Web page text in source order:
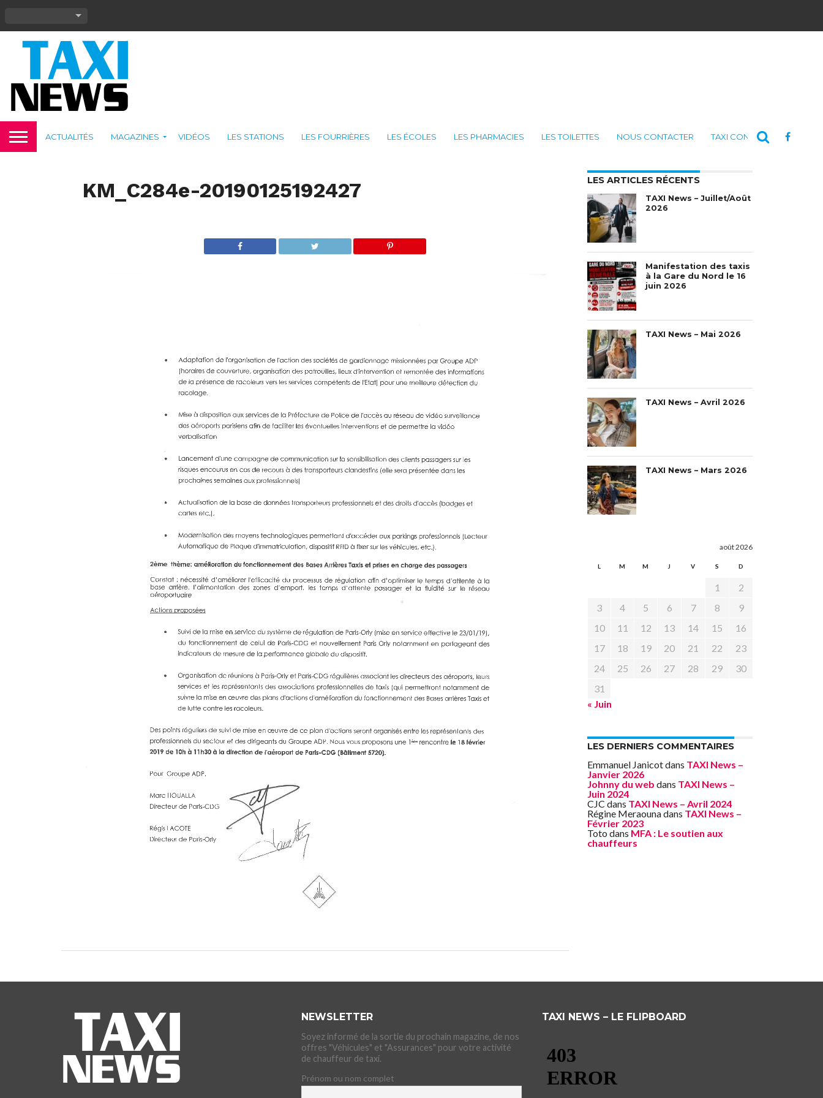
ACTUALITÉS MAGAZINES VIDÉOS LES STATIONS LES FOURRIÈRES LES ÉCOLES LES PHARMACIES LES TOILETTES NOUS CONTACTER TAXI CONSULTING
KM_C284e-20190125192427 LES ARTICLES RÉCENTS
TAXI News – Juillet/Août
2026
Manifestation des taxis
à la Gare du Nord le 16
juin 2026
TAXI News – Mai 2026
TAXI News – Avril 2026
TAXI News – Mars 2026
août 2026
L M M J V S D
1
2
3
4 5 6 7 8
9
10
11 12 13 14 15
16
17
18 19 20 21 22
23
24
25 26 27 28 29
30
31
« Juin
LES DERNIERS COMMENTAIRES
Emmanuel Janicotdans TAXI News –
Janvier 2026
Johnny du web dans TAXI News –
Juin 2024
CJC dans TAXI News – Avril 2024
Régine Meraounadans TAXI News –
Février 2023
Toto dans MFA : Le soutien aux
chauffeurs
NEWSLETTER
Soyez informé de la sortie du prochain magazine, de nos
offres "Véhicules" et "Assurances" pour votre activité
de chauffeur de taxi.
Prénom ou nom complet
TAXI NEWS – LE FLIPBOARD